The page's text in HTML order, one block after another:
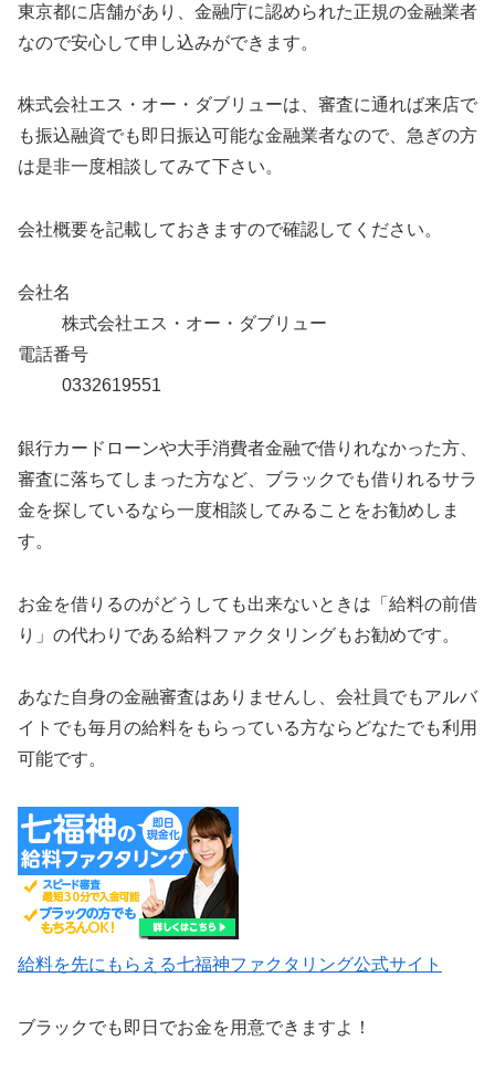
東京都に店舗があり、金融庁に認められた正規の金融業者
なので安心して申し込みができます。
株式会社エス・オー・ダブリューは、審査に通れば来店で
も振込融資でも即日振込可能な金融業者なので、急ぎの方
は是非一度相談してみて下さい。
会社概要を記載しておきますので確認してください。
会社名
株式会社エス・オー・ダブリュー
電話番号
0332619551
銀行カードローンや大手消費者金融で借りれなかった方、
審査に落ちてしまった方など、ブラックでも借りれるサラ
金を探しているなら一度相談してみることをお勧めしま
す。
お金を借りるのがどうしても出来ないときは「給料の前借
り」の代わりである給料ファクタリングもお勧めです。
あなた自身の金融審査はありませんし、会社員でもアルバ
イトでも毎月の給料をもらっている方ならどなたでも利用
可能です。
給料を先にもらえる七福神ファクタリング公式サイト
ブラックでも即日でお金を用意できますよ！